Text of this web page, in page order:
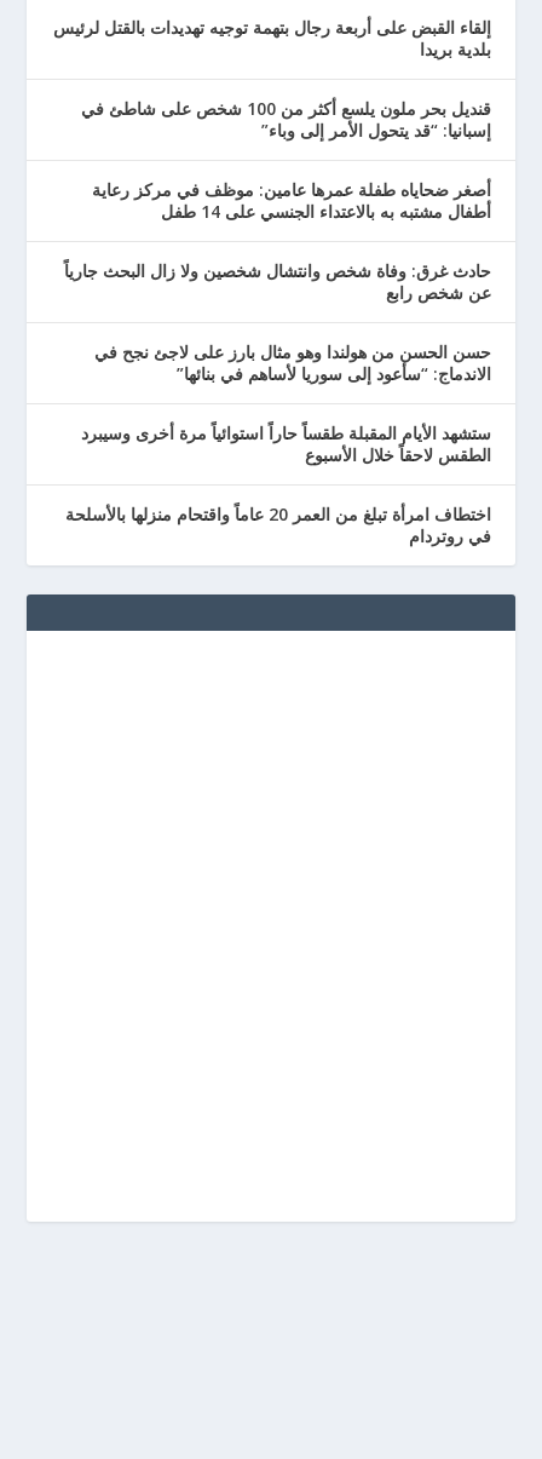
إلقاء القبض على أربعة رجال بتهمة توجيه تهديدات بالقتل لرئيس
بلدية بريدا
قنديل بحر ملون يلسع أكثر من 100 شخص على شاطئ في
إسبانيا: “قد يتحول الأمر إلى وباء”
أصغر ضحاياه طفلة عمرها عامين: موظف في مركز رعاية
أطفال مشتبه به بالاعتداء الجنسي على 14 طفل
حادث غرق: وفاة شخص وانتشال شخصين ولا زال البحث جارياً
عن شخص رابع
حسن الحسن من هولندا وهو مثال بارز على لاجئ نجح في
الاندماج: “سأعود إلى سوريا لأساهم في بنائها”
ستشهد الأيام المقبلة طقساً حاراً استوائياً مرة أخرى وسيبرد
الطقس لاحقاً خلال الأسبوع
اختطاف امرأة تبلغ من العمر 20 عاماً واقتحام منزلها بالأسلحة
في روتردام